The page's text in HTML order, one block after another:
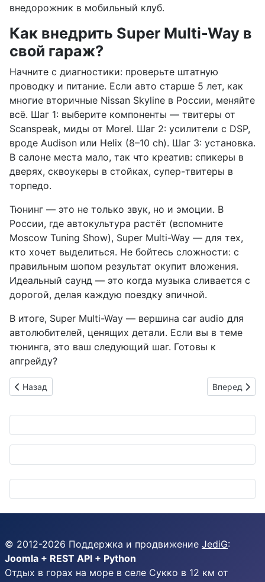
внедорожник в мобильный клуб.
Как внедрить Super Multi-Way в
свой гараж?
Начните с диагностики: проверьте штатную
проводку и питание. Если авто старше 5 лет, как
многие вторичные Nissan Skyline в России, меняйте
всё. Шаг 1: выберите компоненты — твитеры от
Scanspeak, миды от Morel. Шаг 2: усилители с DSP,
вроде Audison или Helix (8–10 ch). Шаг 3: установка.
В салоне места мало, так что креатив: спикеры в
дверях, сквоукеры в стойках, супер-твитеры в
торпедо.
Тюнинг — это не только звук, но и эмоции. В
России, где автокультура растёт (вспомните
Moscow Tuning Show), Super Multi-Way — для тех,
кто хочет выделиться. Не бойтесь сложности: с
правильным шопом результат окупит вложения.
Идеальный саунд — это когда музыка сливается с
дорогой, делая каждую поездку эпичной.
В итоге, Super Multi-Way — вершина car audio для
автолюбителей, ценящих детали. Если вы в теме
тюнинга, это ваш следующий шаг. Готовы к
апгрейду?
Предыдущий: FUELFEST JAPAN 2026: Эпичное шоу тюнинга,
Назад Следующий:
Вперед
© 2012-2026 Поддержка и продвижение JediG:
Joomla + REST API + Python
Отдых в горах на море в селе Сукко в 12 км от